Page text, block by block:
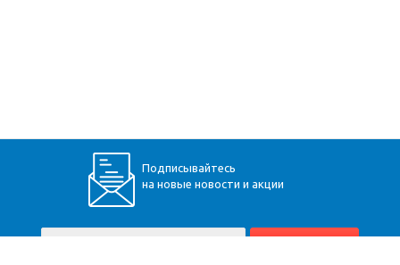
Подписывайтесь
на новые новости и акции